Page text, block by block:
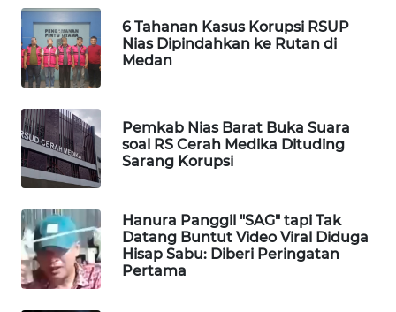
6 Tahanan Kasus Korupsi RSUP
Nias Dipindahkan ke Rutan di
Medan
Pemkab Nias Barat Buka Suara
soal RS Cerah Medika Dituding
Sarang Korupsi
Hanura Panggil "SAG" tapi Tak
Datang Buntut Video Viral Diduga
Hisap Sabu: Diberi Peringatan
Pertama
FORJASIDA
TAMBANG
SITUNGIR
NEWS
SIDIKALANG
NEWS
SIBARAGAS